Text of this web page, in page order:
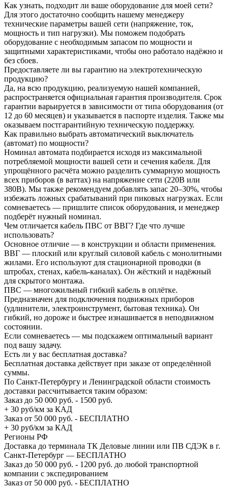
Как узнать, подходит ли ваше оборудование для моей сети?
Для этого достаточно сообщить нашему менеджеру
технические параметры вашей сети (напряжение, ток,
мощность и тип нагрузки). Мы поможем подобрать
оборудование с необходимым запасом по мощности и
защитными характеристиками, чтобы оно работало надёжно и
без сбоев.
Предоставляете ли вы гарантию на электротехническую
продукцию?
Да, на всю продукцию, реализуемую нашей компанией,
распространяется официальная гарантия производителя. Срок
гарантии варьируется в зависимости от типа оборудования (от
12 до 60 месяцев) и указывается в паспорте изделия. Также мы
оказываем постгарантийную техническую поддержку.
Как правильно выбрать автоматический выключатель
(автомат) по мощности?
Номинал автомата подбирается исходя из максимальной
потребляемой мощности вашей сети и сечения кабеля. Для
упрощённого расчёта можно разделить суммарную мощность
всех приборов (в ваттах) на напряжение сети (220В или
380В). Мы также рекомендуем добавлять запас 20–30%, чтобы
избежать ложных срабатываний при пиковых нагрузках. Если
сомневаетесь — пришлите список оборудования, и менеджер
подберёт нужный номинал.
Чем отличается кабель ПВС от ВВГ? Где что лучше
использовать?
Основное отличие — в конструкции и области применения.
ВВГ — плоский или круглый силовой кабель с монолитными
жилами. Его используют для стационарной проводки (в
штробах, стенах, кабель-каналах). Он жёсткий и надёжный
для скрытого монтажа.
ПВС — многожильный гибкий кабель в оплётке.
Предназначен для подключения подвижных приборов
(удлинители, электроинструмент, бытовая техника). Он
гибкий, но дороже и быстрее изнашивается в неподвижном
состоянии.
Если сомневаетесь — мы подскажем оптимальный вариант
под вашу задачу.
Есть ли у вас бесплатная доставка?
Бесплатная доставка действует при заказе от определённой
суммы.
По Санкт-Петербургу и Ленинградской области стоимость
доставки рассчитывается таким образом:
Заказ до 50 000 руб. - 1500 руб.
+ 30 руб/км за КАД
Заказ от 50 000 руб. - БЕСПЛАТНО
+ 30 руб/км за КАД
Регионы РФ
Доставка до терминала ТК Деловые линии или ПВ СДЭК в г.
Санкт-Петербург — БЕСПЛАТНО
Заказ до 50 000 руб. - 1200 руб. до любой транспортной
компании с экспедированием
Заказ от 50 000 руб. - БЕСПЛАТНО